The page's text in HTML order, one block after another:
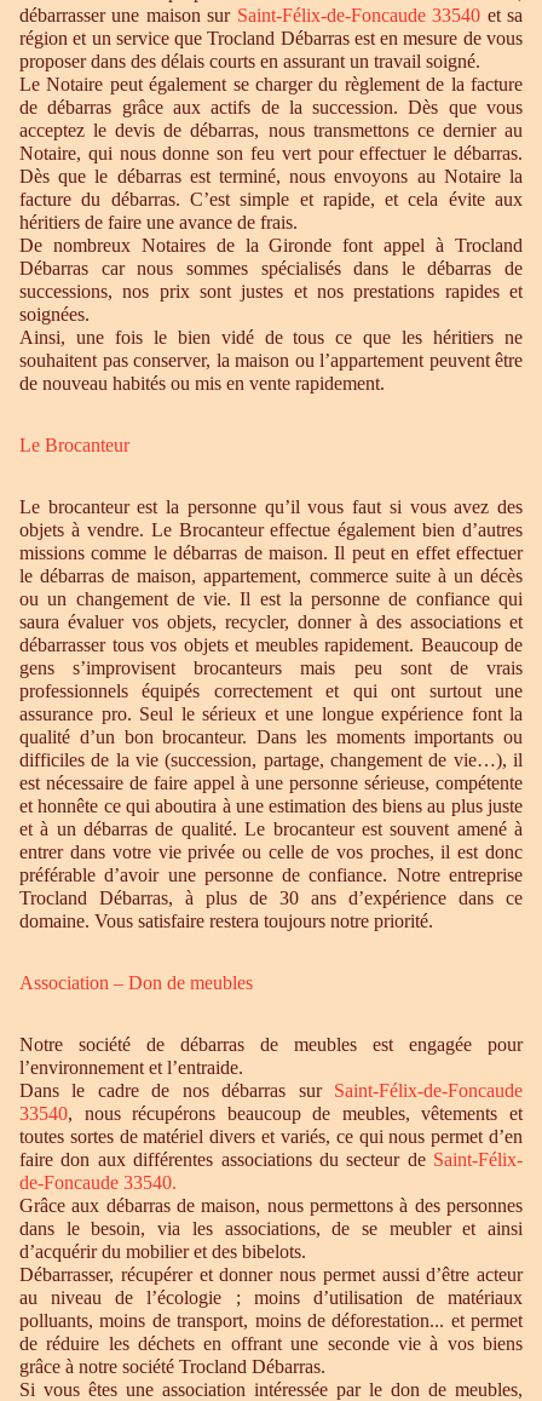
débarrasser une maison sur Saint-Félix-de-Foncaude 33540 et sa
région et un service que Trocland Débarras est en mesure de vous
proposer dans des délais courts en assurant un travail soigné.
Le Notaire peut également se charger du règlement de la facture
de débarras grâce aux actifs de la succession. Dès que vous
acceptez le devis de débarras, nous transmettons ce dernier au
Notaire, qui nous donne son feu vert pour effectuer le débarras.
Dès que le débarras est terminé, nous envoyons au Notaire la
facture du débarras. C’est simple et rapide, et cela évite aux
héritiers de faire une avance de frais.
De nombreux Notaires de la Gironde font appel à Trocland
Débarras car nous sommes spécialisés dans le débarras de
successions, nos prix sont justes et nos prestations rapides et
soignées.
Ainsi, une fois le bien vidé de tous ce que les héritiers ne
souhaitent pas conserver, la maison ou l’appartement peuvent être
de nouveau habités ou mis en vente rapidement.
Le Brocanteur
Le brocanteur est la personne qu’il vous faut si vous avez des
objets à vendre. Le Brocanteur effectue également bien d’autres
missions comme le débarras de maison. Il peut en effet effectuer
le débarras de maison, appartement, commerce suite à un décès
ou un changement de vie. Il est la personne de confiance qui
saura évaluer vos objets, recycler, donner à des associations et
débarrasser tous vos objets et meubles rapidement. Beaucoup de
gens s’improvisent brocanteurs mais peu sont de vrais
professionnels équipés correctement et qui ont surtout une
assurance pro. Seul le sérieux et une longue expérience font la
qualité d’un bon brocanteur. Dans les moments importants ou
difficiles de la vie (succession, partage, changement de vie…), il
est nécessaire de faire appel à une personne sérieuse, compétente
et honnête ce qui aboutira à une estimation des biens au plus juste
et à un débarras de qualité. Le brocanteur est souvent amené à
entrer dans votre vie privée ou celle de vos proches, il est donc
préférable d’avoir une personne de confiance. Notre entreprise
Trocland Débarras, à plus de 30 ans d’expérience dans ce
domaine. Vous satisfaire restera toujours notre priorité.
Association – Don de meubles
Notre société de débarras de meubles est engagée pour
l’environnement et l’entraide.
Dans le cadre de nos débarras sur Saint-Félix-de-Foncaude
33540, nous récupérons beaucoup de meubles, vêtements et
toutes sortes de matériel divers et variés, ce qui nous permet d’en
faire don aux différentes associations du secteur de Saint-Félix-
de-Foncaude 33540.
Grâce aux débarras de maison, nous permettons à des personnes
dans le besoin, via les associations, de se meubler et ainsi
d’acquérir du mobilier et des bibelots.
Débarrasser, récupérer et donner nous permet aussi d’être acteur
au niveau de l’écologie ; moins d’utilisation de matériaux
polluants, moins de transport, moins de déforestation... et permet
de réduire les déchets en offrant une seconde vie à vos biens
grâce à notre société Trocland Débarras.
Si vous êtes une association intéressée par le don de meubles,